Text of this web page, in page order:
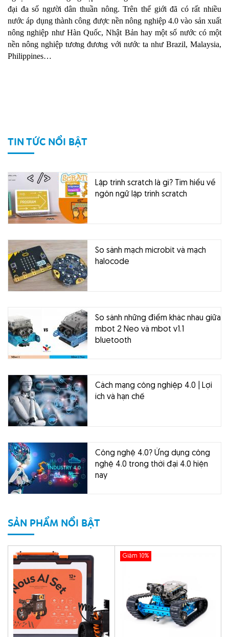
đại đa số người dân thuần nông. Trên thế giới đã có rất nhiều
nước áp dụng thành công được nền nông nghiệp 4.0 vào sản xuất
nông nghiệp như Hàn Quốc, Nhật Bản hay một số nước có một
nền nông nghiệp tương đương với nước ta như Brazil, Malaysia,
Philippines…
TIN TỨC NỔI BẬT
Lập trình scratch là gì? Tìm hiểu về
ngôn ngữ lập trình scratch
So sánh mạch microbit và mạch
halocode
So sánh những điểm khác nhau giữa
mbot 2 Neo và mbot v1.1
bluetooth
Cách mạng công nghiệp 4.0 | Lợi
ích và hạn chế
Công nghệ 4.0? Ứng dụng công
nghệ 4.0 trong thời đại 4.0 hiện
nay
SẢN PHẨM NỔI BẬT
Giảm 10%